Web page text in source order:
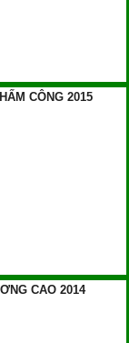
CÔNG 2015
CAO 2014